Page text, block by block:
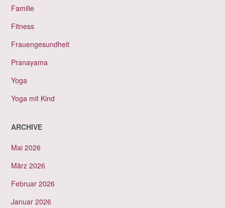
Familie
Fitness
Frauengesundheit
Pranayama
Yoga
Yoga mit Kind
ARCHIVE
Mai 2026
März 2026
Februar 2026
Januar 2026